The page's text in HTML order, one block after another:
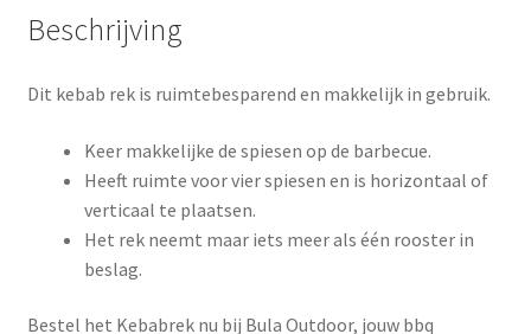
Beschrijving
Dit kebab rek is ruimtebesparend en makkelijk in gebruik.
Keer makkelijke de spiesen op de barbecue.
Heeft ruimte voor vier spiesen en is horizontaal of
verticaal te plaatsen.
Het rek neemt maar iets meer als één rooster in
beslag.
Bestel het Kebabrek nu bij Bula Outdoor, jouw bbq